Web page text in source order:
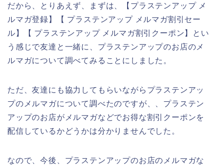
だから、とりあえず、まずは、【プラステンアップ メ
ルマガ登録】【 プラステンアップ メルマガ割引セー
ル】【 プラステンアップ メルマガ割引クーポン】とい
う感じで友達と一緒に、プラステンアップのお店のメ
ルマガについて調べてみることにしました。
ただ、友達にも協力してもらいながらプラステンアッ
プのメルマガについて調べたのですが、、プラステン
アップのお店がメルマガなどでお得な割引クーポンを
配信しているかどうかは分かりませんでした。
なので、今後、プラステンアップのお店のメルマガな